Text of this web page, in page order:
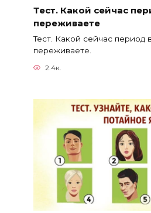
Тест. Какой сейчас
переживаете
Тест. Какой сейчас период
переживаете.
2.4к.